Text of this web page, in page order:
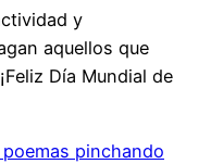
y
aquellos que
Día Mundial de
pinchando